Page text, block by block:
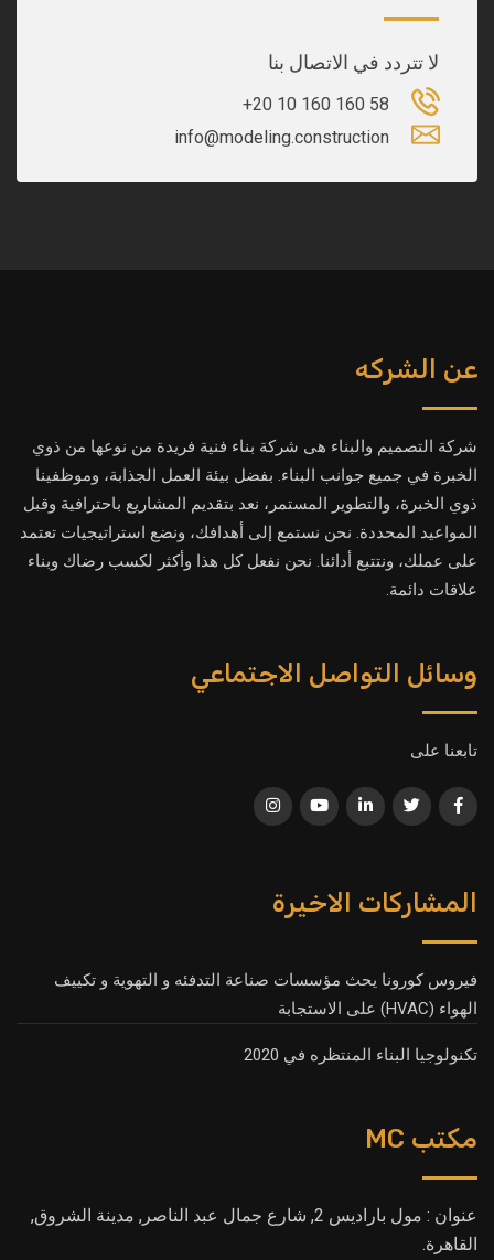
لا تتردد في الاتصال بنا
58 160 160 10 20+
info@modeling.construction
عن الشركه
شركة التصميم والبناء هى شركة بناء فنية فريدة من نوعها من ذوي
الخبرة في جميع جوانب البناء. بفضل بيئة العمل الجذابة، وموظفينا
ذوي الخبرة، والتطوير المستمر، نعد بتقديم المشاريع باحترافية وقبل
المواعيد المحددة. نحن نستمع إلى أهدافك، ونضع استراتيجيات تعتمد
على عملك، ونتتبع أدائنا. نحن نفعل كل هذا وأكثر لكسب رضاك وبناء
علاقات دائمة.
وسائل التواصل الاجتماعي
تابعنا على
المشاركات الاخيرة
فيروس كورونا يحث مؤسسات صناعة التدفئه و التهوية و تكييف
الهواء (HVAC) على الاستجابة
تكنولوجيا البناء المنتظره في 2020
مكتب MC
عنوان : مول باراديس 2, شارع جمال عبد الناصر, مدينة الشروق,
القاهرة.